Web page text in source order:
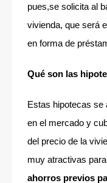
pues,se solicita al
vivienda, que será
en forma de
Qué son las
Estas hipotecas se
en el mercado y
del precio de la
muy atractivas
ahorros previos